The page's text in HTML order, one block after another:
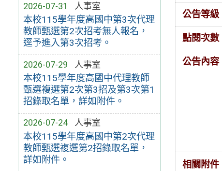
2026-07-31 人事室
本校115學年度高國中第3次代理
教師甄選第2次招考無人報名，
逕予進入第3次招考。
2026-07-29 人事室
本校115學年度高國中代理教師
甄選複選第2次第3招及第3次第1
招錄取名單，詳如附件。
2026-07-24 人事室
本校115學年度高國中第2次代理
教師甄選複選第2招錄取名單，
詳如附件。
公告等級
點閱次數
公告內容
相關附件